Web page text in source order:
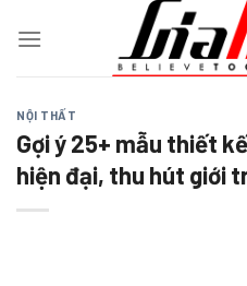
đến
NỘI THẤT
Gợi ý 25+ mẫu thiết
hiện đại, thu hút giới